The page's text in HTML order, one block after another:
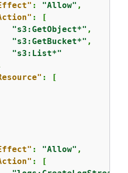
: "Allow" ,
: [
"s3:GetObject*" ,
"s3:GetBucket*" ,
"s3:List*"
: [
: "Allow" ,
: [